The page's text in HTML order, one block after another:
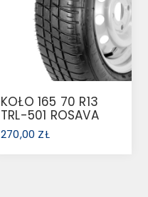
KOŁO 165 70 R13
TRL-501 ROSAVA
79N 4X100
270,00 ZŁ